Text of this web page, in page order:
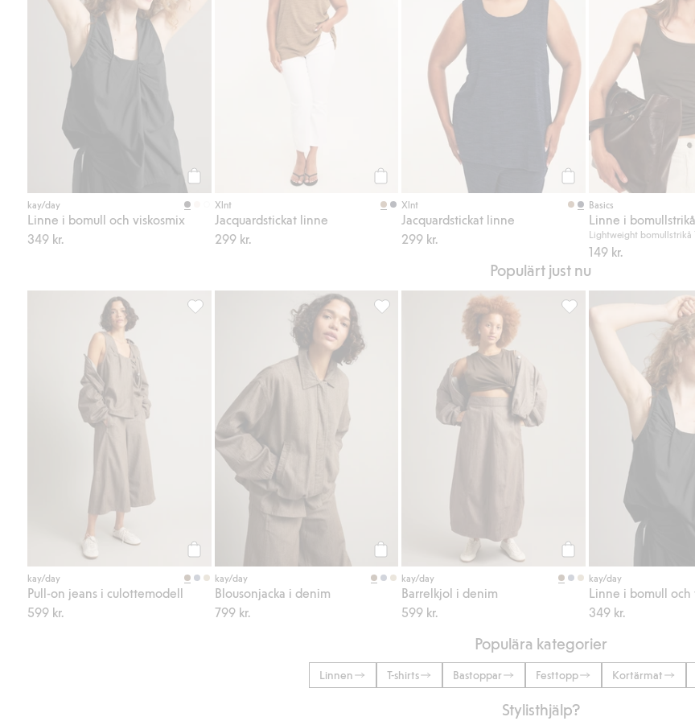
Köp
kay/day
Linne i bomull och viskosmix
349 kr.
Xlnt
Jacquardstickat linne
299 kr.
Xlnt
Jacquardstickat linne
299 kr.
Basics
Linne i bomullstrikå
Lightweight bomullstrikå
149 kr.
Populärt just nu
kay/day
Pull-on jeans i culottemodell
599 kr.
Pull-on jeans i culottemodell, Lägg till i favoriter
Köp
kay/day
Blousonjacka i denim
799 kr.
Blousonjacka i denim, Lägg till i favoriter
kay/day
Barrelkjol i denim
599 kr.
Barrelkjol i denim, Lägg
kay/day
Linne i bomull och
349 kr.
Populära kategorier
Linnen T-shirts Bastoppar Festtopp Kortärmat
Stylisthjälp?